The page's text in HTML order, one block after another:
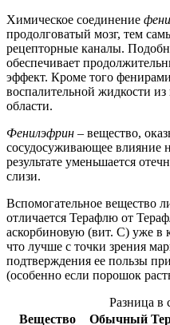
Химическое соединение
продолговатый мозг, тем
рецепторные каналы.
обеспечивает
эффект. Кроме того
воспалительной жидкости
области.
Фенилэфрин – вещество,
сосудосуживающее влияние
результате уменьшается
слизи.
Вспомогательное вещество
отличается Терафлю от
аскорбиновую (вит. C) уже в
что лучше с точки зрения
подтверждения ее пользы
(особенно если порошок
Разница в
Вещество
Обычный